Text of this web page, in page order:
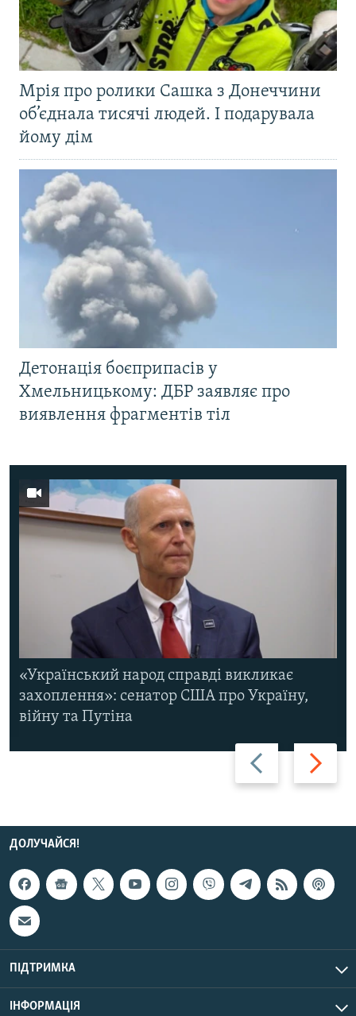
Мрія про ролики Сашка з Донеччини
об’єднала тисячі людей. І подарувала
йому дім
Детонація боєприпасів у
Хмельницькому: ДБР заявляє про
виявлення фрагментів тіл
Назад Вперед
«Український народ справді викликає
захоплення»: сенатор США про Україну,
війну та Путіна
ДОЛУЧАЙСЯ!
ПІДТРИМКА
ІНФОРМАЦІЯ